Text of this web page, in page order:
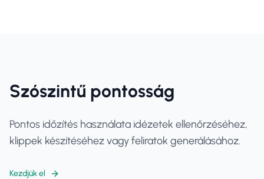
Szószintű pontosság
Pontos időzítés használata idézetek ellenőrzéséhez,
klippek készítéséhez vagy feliratok generálásához.
Kezdjük el